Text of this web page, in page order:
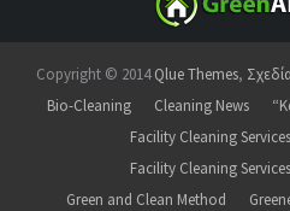
Copyright © 2014Qlue Themes,
Bio-Cleaning
Cleaning News
Facility Cleaning
Facility Cleaning
Green and Clean Method